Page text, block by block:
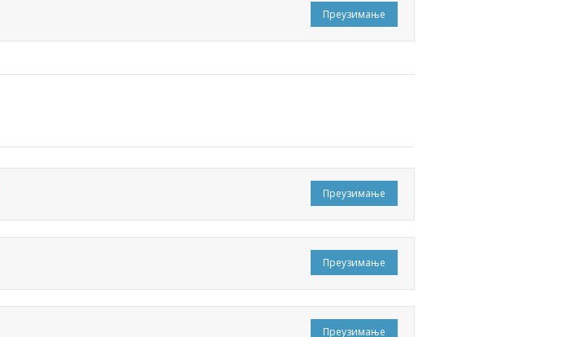
Преузимање
Преузимање
Преузимање
Преузимање